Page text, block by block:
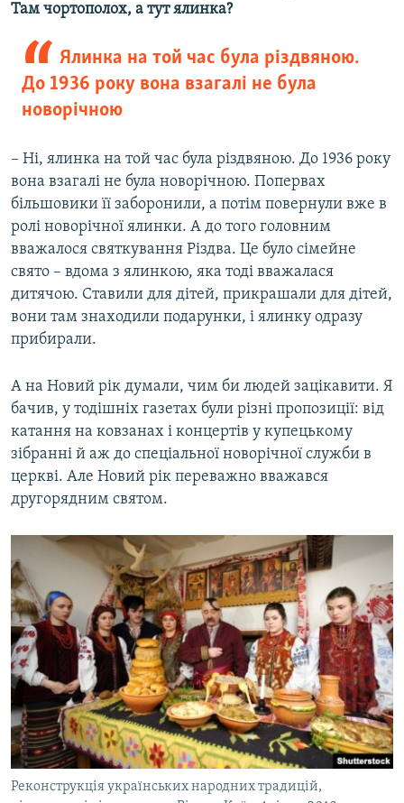
Там чортополох, а тут ялинка?
Ялинка на той час була різдвяною.
До 1936 року вона взагалі не була
новорічною
– Ні, ялинка на той час була різдвяною. До 1936 року
вона взагалі не була новорічною. Попервах
більшовики її заборонили, а потім повернули вже в
ролі новорічної ялинки. А до того головним
вважалося святкування Різдва. Це було сімейне
свято – вдома з ялинкою, яка тоді вважалася
дитячою. Ставили для дітей, прикрашали для дітей,
вони там знаходили подарунки, і ялинку одразу
прибирали.
А на Новий рік думали, чим би людей зацікавити. Я
бачив, у тодішніх газетах були різні пропозиції: від
катання на ковзанах і концертів у купецькому
зібранні й аж до спеціальної новорічної служби в
церкві. Але Новий рік переважно вважався
другорядним святом.
Реконструкція українських народних традицій,